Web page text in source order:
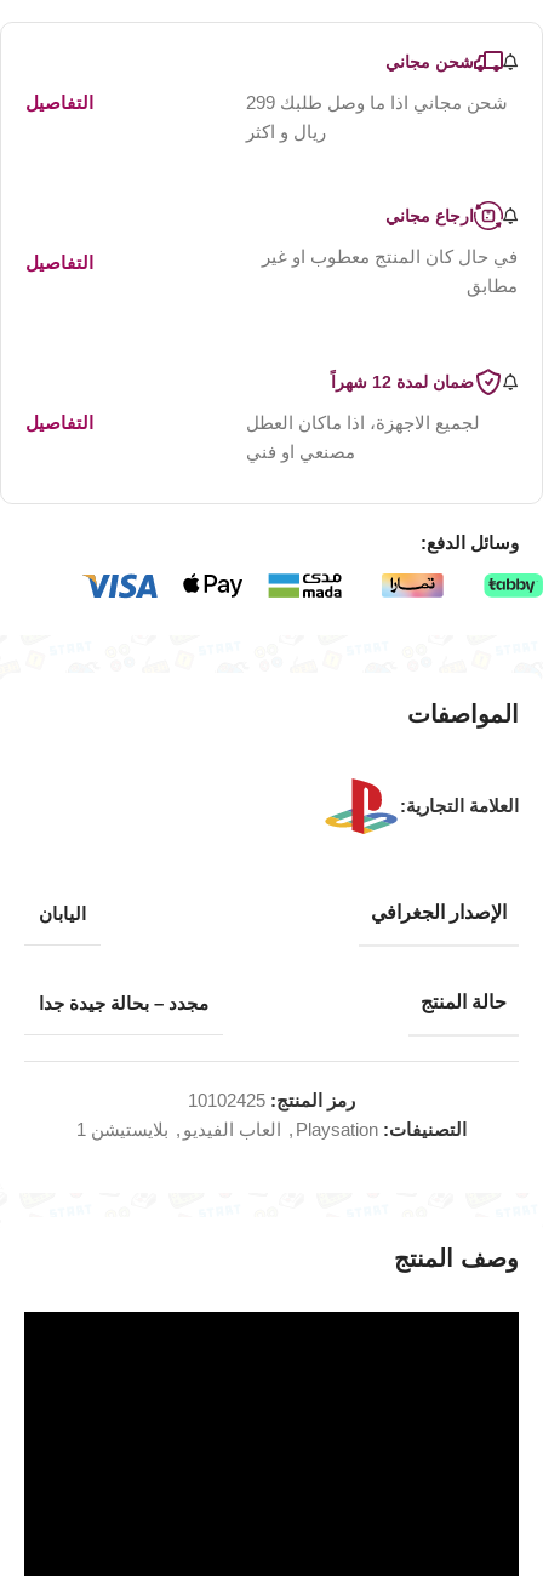
شحن مجاني
شحن مجاني اذا ما وصل طلبك 299
ريال و اكثر
التفاصيل
ارجاع مجاني
في حال كان المنتج معطوب او غير
مطابق
التفاصيل
ضمان لمدة 12 شهراً
لجميع الاجهزة، اذا ماكان العطل
مصنعي او فني
التفاصيل
وسائل الدفع:
وصف المنتج
المواصفات
العلامة التجارية:
الإصدار الجغرافي اليابان
حالة المنتج مجدد – بحالة جيدة جدا
رمز المنتج: 10102425
التصنيفات: Playsation
, العاب الفيديو , بلايستيشن 1